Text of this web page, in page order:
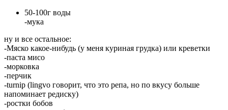
50-100г воды
-мука
ну и все остальное:
-Мяско какое-нибудь (у меня куриная грудка) или креветки
-паста мисо
-морковка
-перчик
-turnip (lingvo говорит, что это репа, но по вкусу больше
напоминает редиску)
-ростки бобов